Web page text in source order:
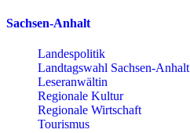
Sachsen-Anhalt
Landespolitik
Landtagswahl Sachsen-Anhalt
Leseranwältin
Regionale Kultur
Regionale Wirtschaft
Tourismus